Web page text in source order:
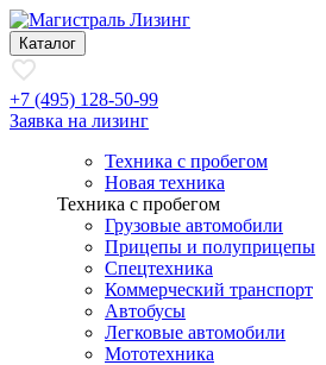
Каталог
+7 (495) 128-50-99
Заявка на лизинг
Техника с пробегом
Новая техника
Техника с пробегом
Грузовые автомобили
Прицепы и полуприцепы
Спецтехника
Коммерческий транспорт
Автобусы
Легковые автомобили
Мототехника